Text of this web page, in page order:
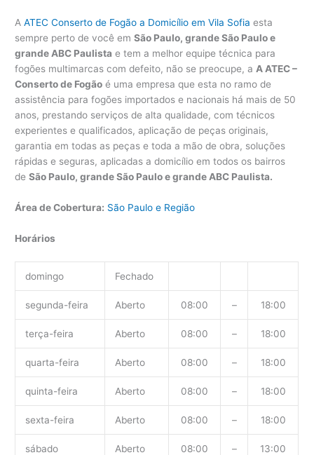
AATEC Conserto de Fogão a Domicílio em Vila Sofia esta
sempre perto de você emSão Paulo, grande São Paulo e
grande ABC Paulista e tem a melhor equipe técnica para
fogões multimarcas com defeito, não se preocupe, a A ATEC –
Conserto de Fogão é uma empresa que esta no ramo de
assistência para fogões importados e nacionais há mais de 50
anos, prestando serviços de alta qualidade, com técnicos
experientes e qualificados, aplicação de peças originais,
garantia em todas as peças e toda a mão de obra, soluções
rápidas e seguras, aplicadas a domicílio em todos os bairros
deSão Paulo, grande São Paulo e grande ABC Paulista.
Área de Cobertura: São Paulo e Região
Horários
domingo Fechado
segunda-feira Aberto 08:00 – 18:00
terça-feira Aberto 08:00 – 18:00
quarta-feira Aberto 08:00 – 18:00
quinta-feira Aberto 08:00 – 18:00
sexta-feira Aberto 08:00 – 18:00
sábado Aberto 08:00 – 13:00